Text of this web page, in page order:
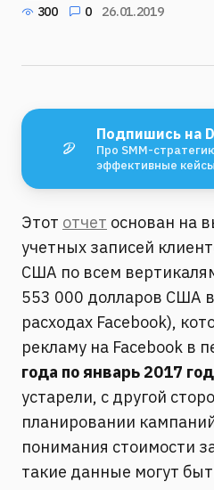
300
0 26.01.2019
Подпишись на
Про SMM-
эффективные кейсы
Этот отчет основан на
учетных записей
США по всем
553 000 долларов США
расходах Facebook),
рекламу на Facebook в
года по январь 2017
устарели, с другой
планировании
понимания стоимости
такие данные могут